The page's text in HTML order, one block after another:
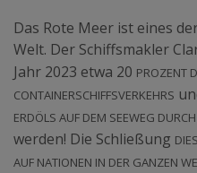
Das Rote Meer ist eines
Welt. Der Schiffsmakler
Jahr 2023 etwa 20 Prozent
Containerschiffsverkehrs
Erdöls auf dem Seeweg
werden! Die Schließung
auf Nationen in der ganzen